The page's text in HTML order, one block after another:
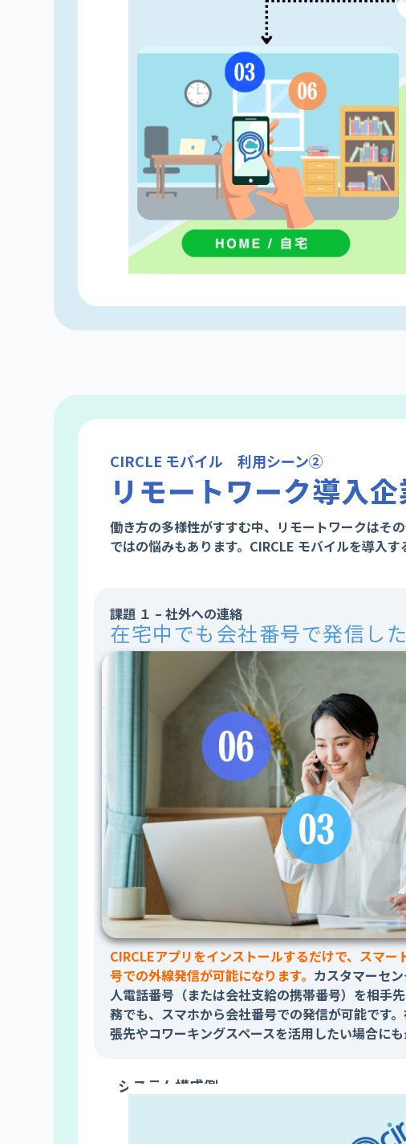
CIRCLE モバイル 利用シーン②
リモートワーク導入企
働き方の多様性がすすむ中、リモートワークはそ
ではの悩みもあります。CIRCLE モバイルを導入
課題 １ – 社外への連絡
在宅中でも会社番号で発信し
CIRCLEアプリをインストールするだけで、スマー
号での外線発信が可能になります。 カスタマーセ
人電話番号（または会社支給の携帯番号）を相手
務でも、スマホから会社番号での発信が可能です
張先やコワーキングスペースを活用したい場合にも
システム構成例